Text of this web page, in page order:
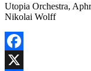
Utopia Orchestra,
Nikolai Wolff
Facebook